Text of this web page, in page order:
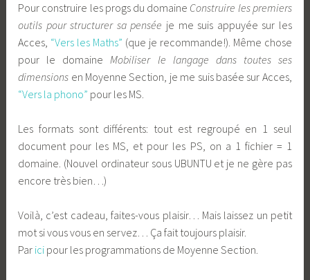
Pour construire les progs du domaine Construire les premiers
outils pour structurer sa pensée je me suis appuyée sur les
Acces, “Vers les Maths” (que je recommande!). Même chose
pour le domaineMobiliser le langage dans toutes ses
dimensions en Moyenne Section, je me suis basée sur Acces,
“Vers la phono” pour les MS.
Les formats sont différents: tout est regroupé en 1 seul
document pour les MS, et pour les PS, on a 1 fichier = 1
domaine. (Nouvel ordinateur sous UBUNTU et je ne gère pas
encore très bien…)
Voilà, c’est cadeau, faites-vous plaisir… Mais laissez un petit
mot si vous vous en servez… Ça fait toujours plaisir.
Par ici pour les programmations de Moyenne Section.